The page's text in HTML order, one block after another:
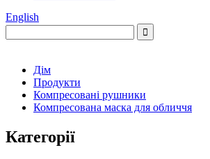
English
Дім
Продукти
Компресовані рушники
Компресована маска для обличчя
Категорії